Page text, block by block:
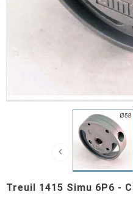

Treuil 1415 Simu 6P6 -